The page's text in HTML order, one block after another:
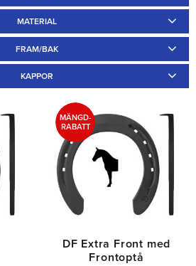
MATERIAL
FRAM/BAK
KAPPOR
DF Extra Front med
Frontoptå
MÄNGD-
RABATT